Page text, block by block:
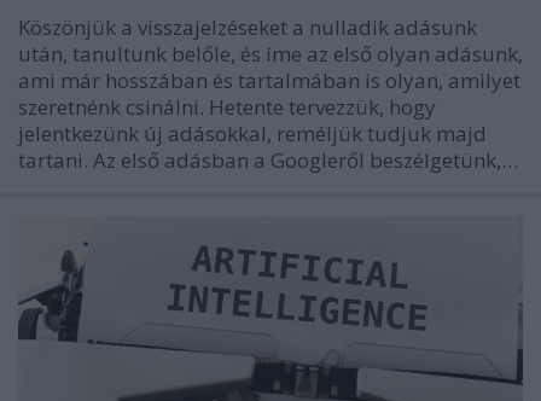
Köszönjük a visszajelzéseket a nulladik adásunk
után, tanultunk belőle, és íme az első olyan adásunk,
ami már hosszában és tartalmában is olyan, amilyet
szeretnénk csinálni. Hetente tervezzük, hogy
jelentkezünk új adásokkal, reméljük tudjuk majd
tartani. Az első adásban a Googleről beszélgetünk,…